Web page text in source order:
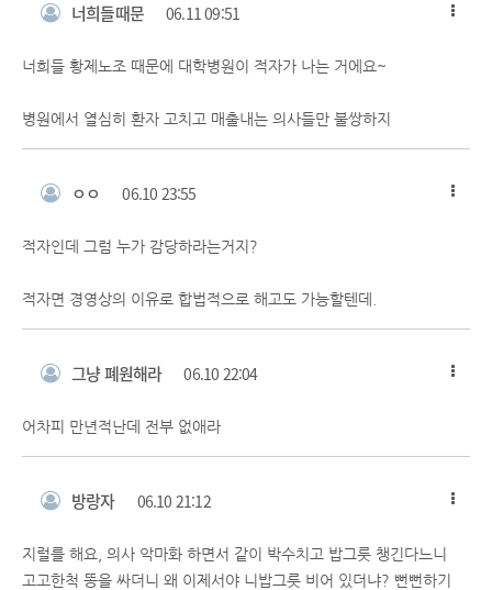
너희들때문 06.11 09:51
너희들 황제노조 때문에 대학병원이 적자가 나는 거에요~
병원에서 열심히 환자 고치고 매출내는 의사들만 불쌍하지
ㅇㅇ 06.10 23:55
적자인데 그럼 누가 감당하라는거지?
적자면 경영상의 이유로 합법적으로 해고도 가능할텐데.
그냥 폐원해라 06.10 22:04
어차피 만년적난데 전부 없애라
방랑자 06.10 21:12
지럴를 해요, 의사 악마화 하면서 같이 박수치고 밥그릇 챙긴다느니
고고한척 똥을 싸더니 왜 이제서야 니밥그릇 비어 있더냐? 뻔뻔하기